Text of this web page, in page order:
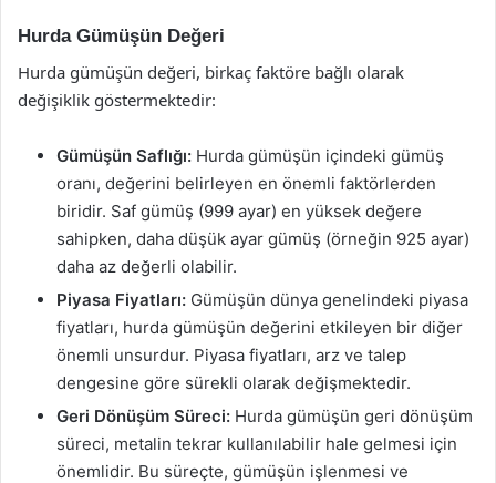
Hurda Gümüşün Değeri
Hurda gümüşün değeri, birkaç faktöre bağlı olarak
değişiklik göstermektedir:
Gümüşün Saflığı: Hurda gümüşün içindeki gümüş
oranı, değerini belirleyen en önemli faktörlerden
biridir. Saf gümüş (999 ayar) en yüksek değere
sahipken, daha düşük ayar gümüş (örneğin 925 ayar)
daha az değerli olabilir.
Piyasa Fiyatları: Gümüşün dünya genelindeki piyasa
fiyatları, hurda gümüşün değerini etkileyen bir diğer
önemli unsurdur. Piyasa fiyatları, arz ve talep
dengesine göre sürekli olarak değişmektedir.
Geri Dönüşüm Süreci: Hurda gümüşün geri dönüşüm
süreci, metalin tekrar kullanılabilir hale gelmesi için
önemlidir. Bu süreçte, gümüşün işlenmesi ve